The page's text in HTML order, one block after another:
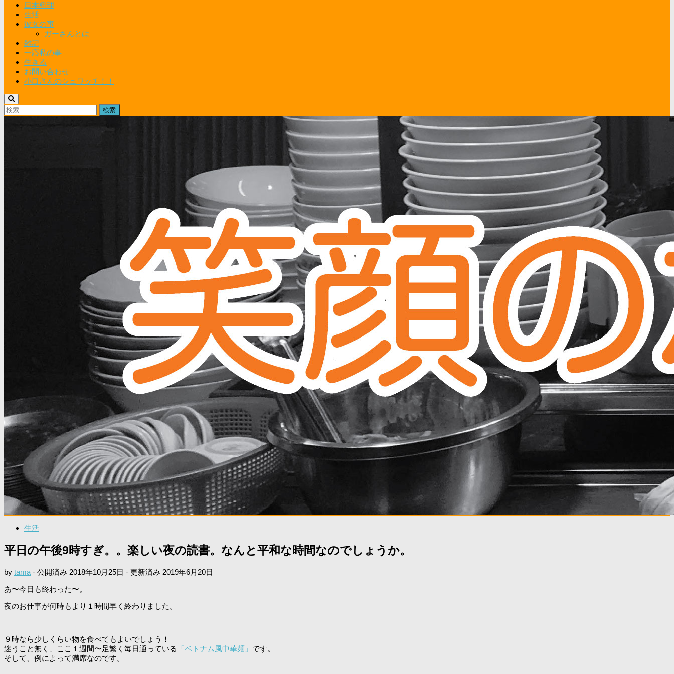
日本料理
生活
彼女の事
ガーさんとは
雑記
一応私の事
生きる
お問い合わせ
小口さんのシュワッチ！！
検
索:
生活
平日の午後9時すぎ。。楽しい夜の読書。なんと平和な時間なのでしょうか。
by tama · 公開済み 2018年10月25日 · 更新済み 2019年6月20日
あ〜今日も終わった〜。
夜のお仕事が何時もより１時間早く終わりました。
９時なら少しくらい物を食べてもよいでしょう！
迷うこと無く、ここ１週間〜足繁く毎日通っている
「ベトナム風中華麺」 です。
そして、例によって満席なのです。